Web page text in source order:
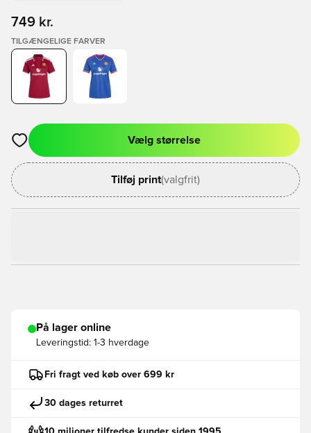
749 kr.
TILGÆNGELIGE FARVER
Åbner en Modal til at logge ind eller tilmelde dig som medlem
Vælg størrelse
Tilføj print(valgfrit)
På lager online
Leveringstid: 1-3 hverdage
Fri fragt ved køb over 699 kr
30 dages returret